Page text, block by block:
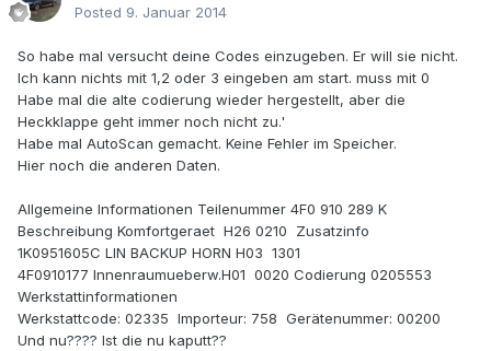
Posted 9. Januar 2014
So habe mal versucht deine Codes einzugeben. Er will sie nicht.
Ich kann nichts mit 1,2 oder 3 eingeben am start. muss mit 0
Habe mal die alte codierung wieder hergestellt, aber die
Heckklappe geht immer noch nicht zu.'
Habe mal AutoScan gemacht. Keine Fehler im Speicher.
Hier noch die anderen Daten.
Allgemeine Informationen Teilenummer 4F0 910 289 K
Beschreibung Komfortgeraet H26 0210 Zusatzinfo
1K0951605C LIN BACKUP HORN H03 1301
4F0910177 Innenraumueberw.H01 0020 Codierung 0205553
Werkstattinformationen
Werkstattcode: 02335 Importeur: 758 Gerätenummer: 00200
Und nu???? Ist die nu kaputt??